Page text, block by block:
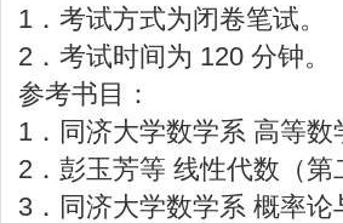
1．考试方式为闭卷笔试。
2．考试时间为 120 分钟。
参考书目：
1．同济大学数学系 高等
2．彭玉芳等 线性代数（
3．同济大学数学系 概率